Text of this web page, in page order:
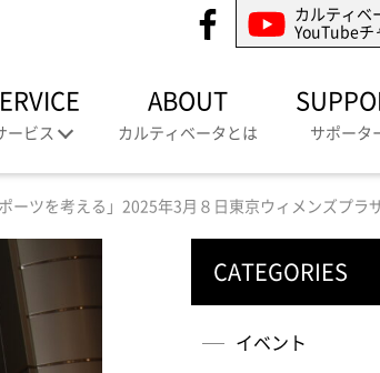
カルティベ
YouTubeチ
ービス
ABOUT
カルティベータとは サポータ
ツを考える」2025年3月８日東京ウィメンズプラ
CATEGORIES
イベント